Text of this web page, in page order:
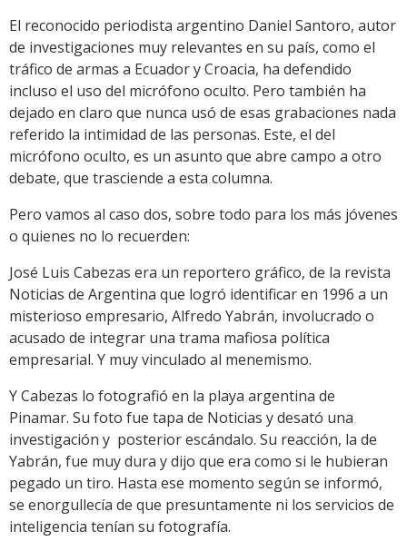
El reconocido periodista argentino Daniel Santoro, autor
de investigaciones muy relevantes en su país, como el
tráfico de armas a Ecuador y Croacia, ha defendido
incluso el uso del micrófono oculto. Pero también ha
dejado en claro que nunca usó de esas grabaciones nada
referido la intimidad de las personas. Este, el del
micrófono oculto, es un asunto que abre campo a otro
debate, que trasciende a esta columna.
Pero vamos al caso dos, sobre todo para los más jóvenes
o quienes no lo recuerden:
José Luis Cabezas era un reportero gráfico, de la revista
Noticias de Argentina que logró identificar en 1996 a un
misterioso empresario, Alfredo Yabrán, involucrado o
acusado de integrar una trama mafiosa política
empresarial. Y muy vinculado al menemismo.
Y Cabezas lo fotografió en la playa argentina de
Pinamar. Su foto fue tapa de Noticias y desató una
investigación y posterior escándalo. Su reacción, la de
Yabrán, fue muy dura y dijo que era como si le hubieran
pegado un tiro. Hasta ese momento según se informó,
se enorgullecía de que presuntamente ni los servicios de
inteligencia tenían su fotografía.